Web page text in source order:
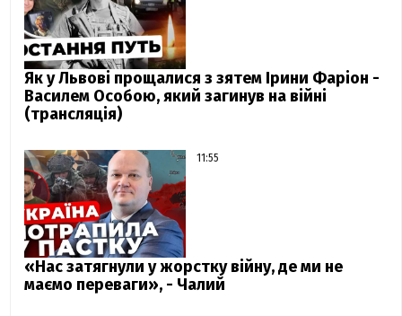
Як у Львові прощалися з зятем Ірини Фаріон -
Василем Особою, який загинув на війні
(трансляція)
11:55
«Нас затягнули у жорстку війну, де ми не
маємо переваги», - Чалий